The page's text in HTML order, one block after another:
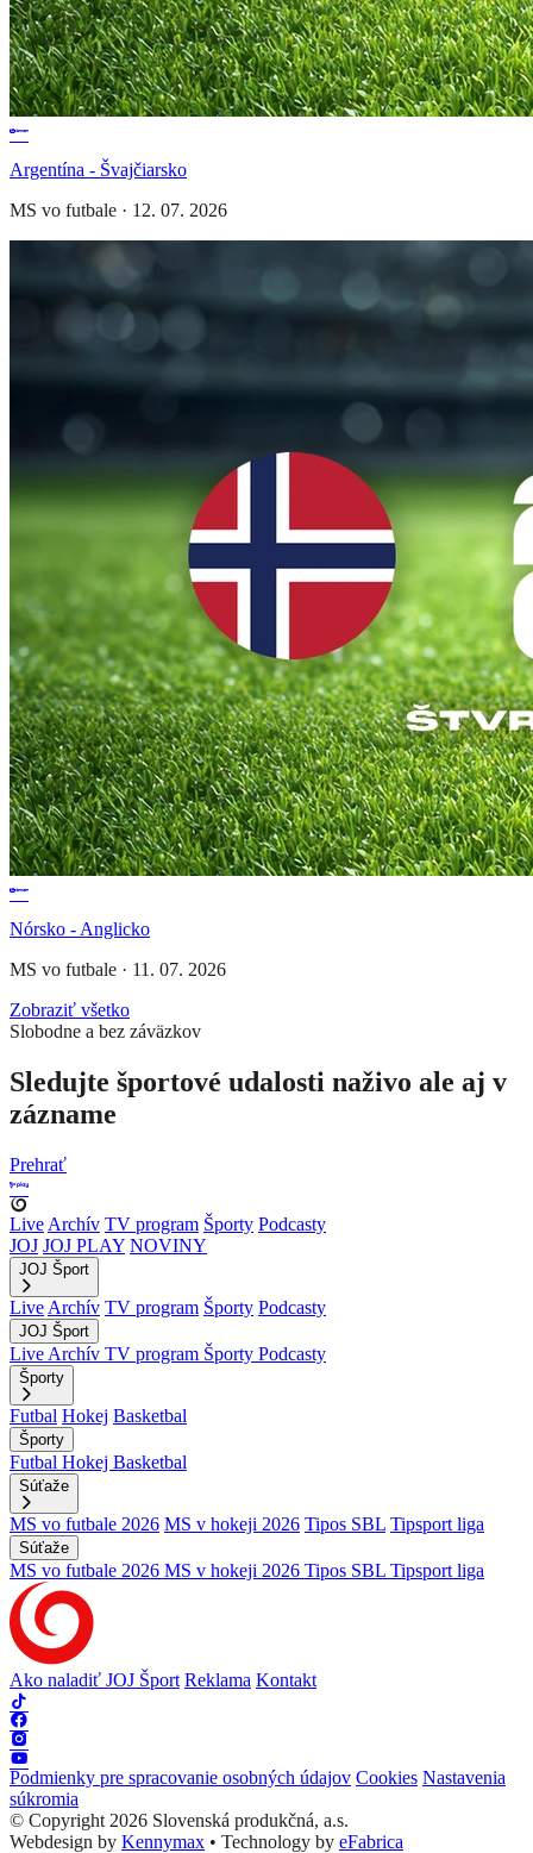
Argentína - Švajčiarsko
MS vo futbale · 12. 07. 2026
Nórsko - Anglicko
MS vo futbale · 11. 07. 2026
Zobraziť všetko
Slobodne a bez záväzkov
Sledujte športové udalosti naživo ale aj v
zázname
Prehrať
Live Archív TV program Športy Podcasty
JOJ JOJ PLAY NOVINY
JOJ Šport
Live Archív TV program Športy Podcasty
JOJ Šport
Live Archív TV program Športy Podcasty
Športy
Futbal Hokej Basketbal
Športy
Futbal Hokej Basketbal
Súťaže
MS vo futbale 2026 MS v hokeji 2026 Tipos SBL Tipsport liga
Súťaže
MS vo futbale 2026 MS v hokeji 2026 Tipos SBL Tipsport liga
Ako naladiť JOJ Šport Reklama Kontakt
Podmienky pre spracovanie osobných údajov Cookies Nastavenia
súkromia
© Copyright 2026 Slovenská produkčná, a.s.
Webdesign by Kennymax • Technology by eFabrica